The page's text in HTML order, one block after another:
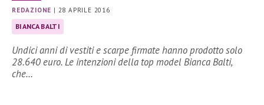
REDAZIONE | 28 APRILE 2016
BIANCA BALTI
Undici anni di vestiti e scarpe firmate hanno prodotto solo
28.640 euro. Le intenzioni della top model Bianca Balti,
che…